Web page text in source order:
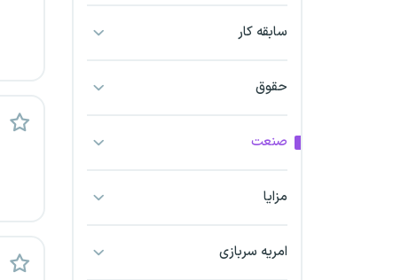
بجنورد
سابقه کار
حقوق
صنعت
مزایا
امریه سربازی